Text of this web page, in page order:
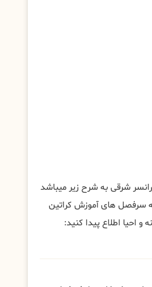
شرقی به شرح زیر میباشد
سرفصل های آموزش کراتین
احیا اطلاع پیدا کنید: